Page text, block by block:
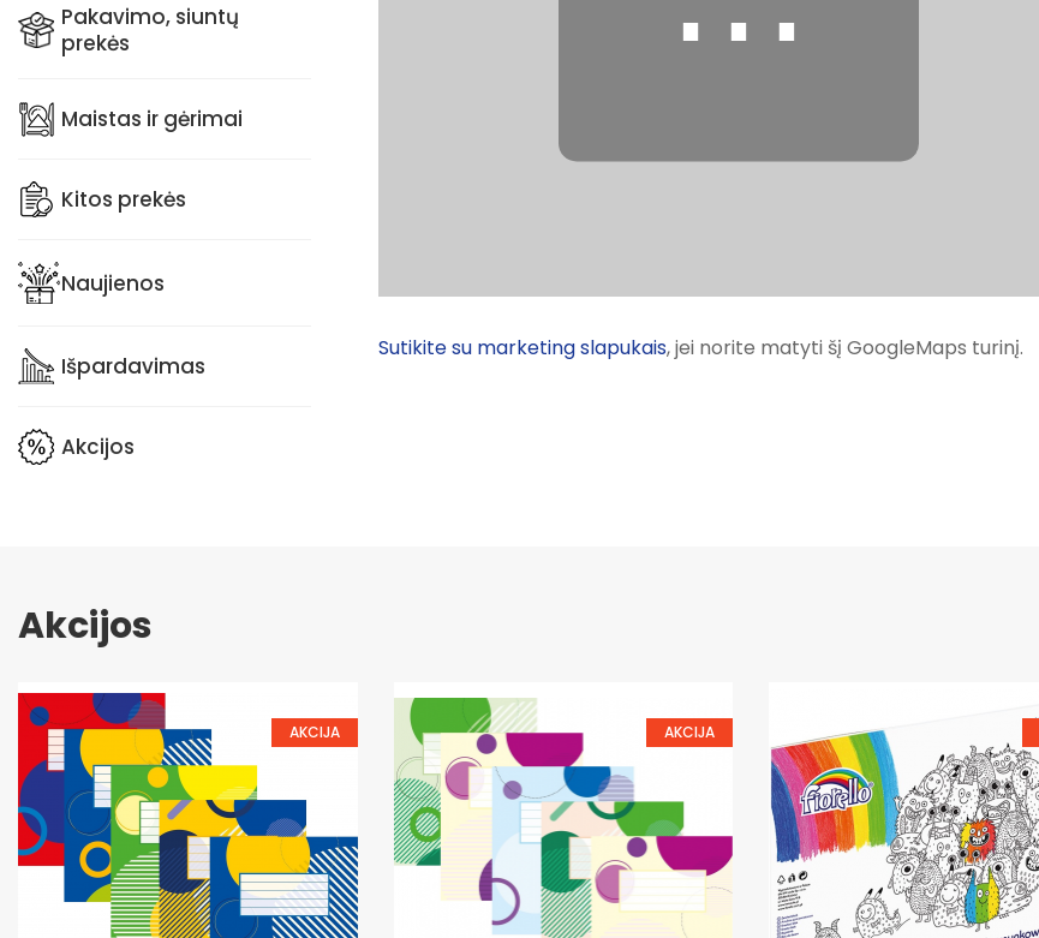
Pakavimo, siuntų
prekės
Maistas ir gėrimai
Kitos prekės
Naujienos
Išpardavimas
Akcijos
Sutikite su marketing slapukais, jei norite matyti šį GoogleMaps turinį.
Akcijos
AKCIJA AKCIJA